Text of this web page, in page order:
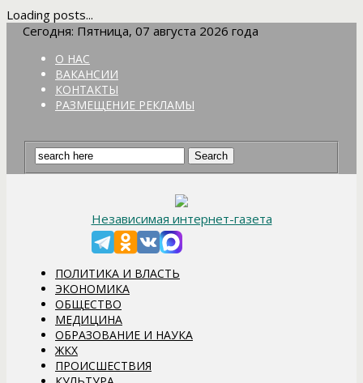
Loading posts...
Сегодня: Пятница, 07 августа 2026 года
О НАС
ВАКАНСИИ
КОНТАКТЫ
РАЗМЕЩЕНИЕ РЕКЛАМЫ
Независимая интернет-газета
ПОЛИТИКА И ВЛАСТЬ
ЭКОНОМИКА
ОБЩЕСТВО
МЕДИЦИНА
ОБРАЗОВАНИЕ И НАУКА
ЖКХ
ПРОИСШЕСТВИЯ